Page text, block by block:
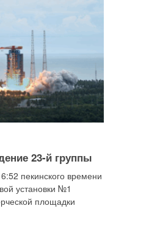
23-й группы
пекинского времени
установки №1
площадки